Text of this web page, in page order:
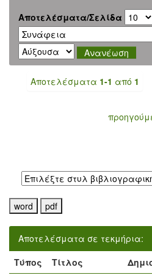
Αποτελέσματα/Σελίδα
Αποτελέσματα 1-1 από 1
Αποτελέσματα σε τεκμήρια:
Τύπος
Τίτλος